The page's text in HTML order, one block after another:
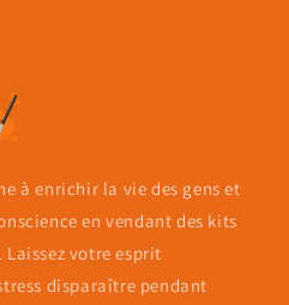
à enrichir la vie des gens et
en vendant des kits
votre esprit
disparaître pendant